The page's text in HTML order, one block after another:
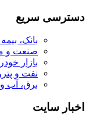
دسترسی سریع
بانک،
صنعت و
بازار
نفت و
برق، آب
اخبار سایت